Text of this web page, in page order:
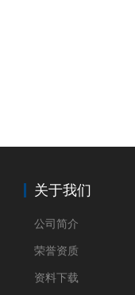
关于我们
公司简介
荣誉资质
资料下载